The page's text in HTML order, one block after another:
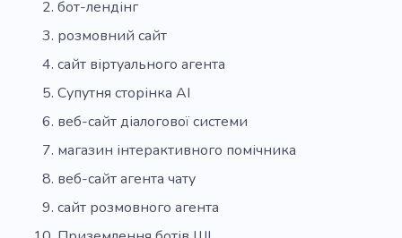
бот-лендінг
розмовний сайт
сайт віртуального агента
Супутня сторінка AI
веб-сайт діалогової системи
магазин інтерактивного помічника
веб-сайт агента чату
сайт розмовного агента